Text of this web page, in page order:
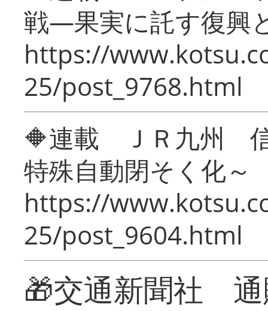
戦―果実に託す復興
https://
25/post_9768.html
🔶連載 ＪＲ九州 信
特殊自動閉そく化～
https://
25/post_9604.html
🎁交通新聞社